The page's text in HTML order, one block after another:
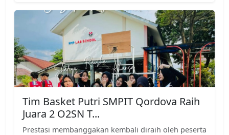
Tim Basket Putri SMPIT Qordova Raih
Juara 2 O2SN T...
Prestasi membanggakan kembali diraih oleh peserta